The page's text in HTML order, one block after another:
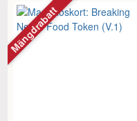
Mängdrabatt